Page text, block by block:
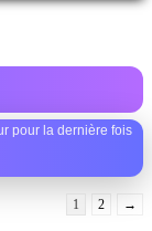
pour la dernière fois
1 2 →